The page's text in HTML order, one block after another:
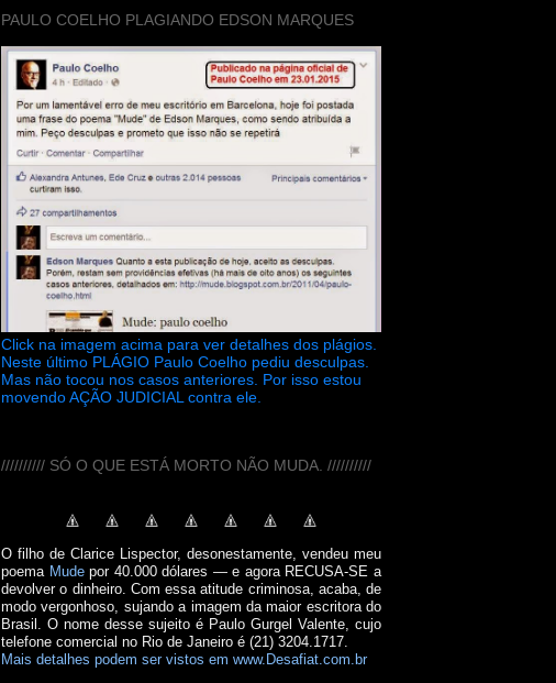
PAULO COELHO PLAGIANDO EDSON MARQUES
Click na imagem acima para ver detalhes dos plágios.
Neste último PLÁGIO Paulo Coelho pediu desculpas.
Mas não tocou nos casos anteriores. Por isso estou
movendo AÇÃO JUDICIAL contra ele.
////////// SÓ O QUE ESTÁ MORTO NÃO MUDA. //////////
O filho de Clarice Lispector, desonestamente, vendeu meu
poema Mudepor 40.000 dólares — e agora RECUSA-SE a
devolver o dinheiro. Com essa atitude criminosa, acaba, de
modo vergonhoso, sujando a imagem da maior escritora do
Brasil. O nome desse sujeito é Paulo Gurgel Valente, cujo
telefone comercial no Rio de Janeiro é (21) 3204.1717.
Mais detalhes podem ser vistos em www.Desafiat.com.br